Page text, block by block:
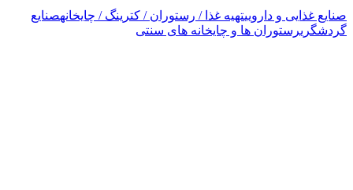
صنایع غذایی و داروییتهیه غذا / رستوران / کترینگ / چایخانهصنایع
گردشگریرستوران ها و چایخانه های سنتی